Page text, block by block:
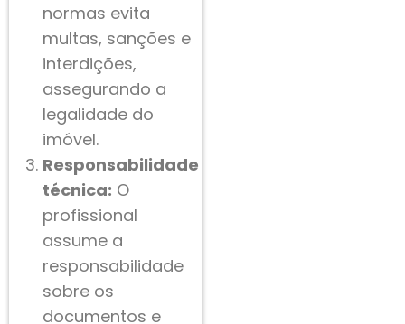
normas evita
multas, sanções e
interdições,
assegurando a
legalidade do
imóvel.
Responsabilidade
técnica: O
profissional
assume a
responsabilidade
sobre os
documentos e